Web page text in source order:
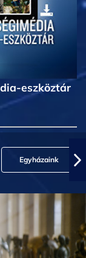
eszköztár
Egyházaink